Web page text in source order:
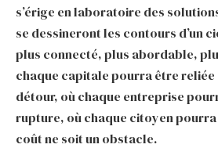
s’érige en laboratoire des
se dessineront les contours d’un
plus connecté, plus abordable,
chaque capitale pourra être reliée
détour, où chaque entreprise
rupture, où chaque citoyen
coût ne soit un obstacle.